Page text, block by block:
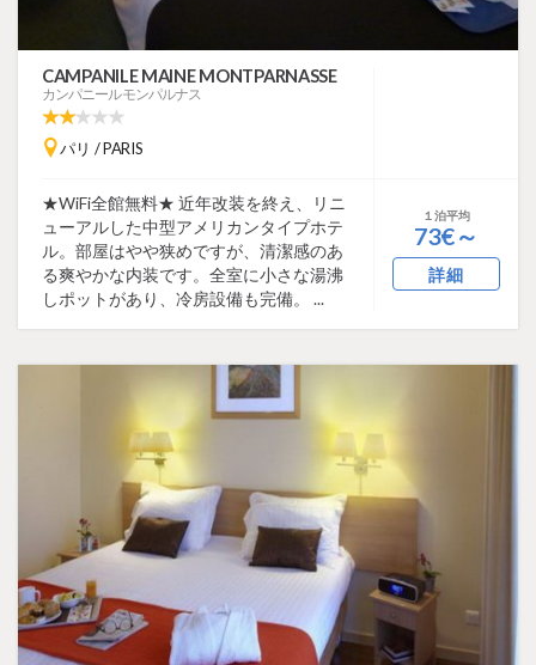
CAMPANILE MAINE MONTPARNASSE
カンパニール モンパルナス
パリ / PARIS
★WiFi全館無料★ 近年改装を終え、リニ
ューアルした中型アメリカンタイプホテ
ル。部屋はやや狭めですが、清潔感のあ
る爽やかな内装です。全室に小さな湯沸
しポットがあり、冷房設備も完備。 ...
１泊平均
73€～
詳細